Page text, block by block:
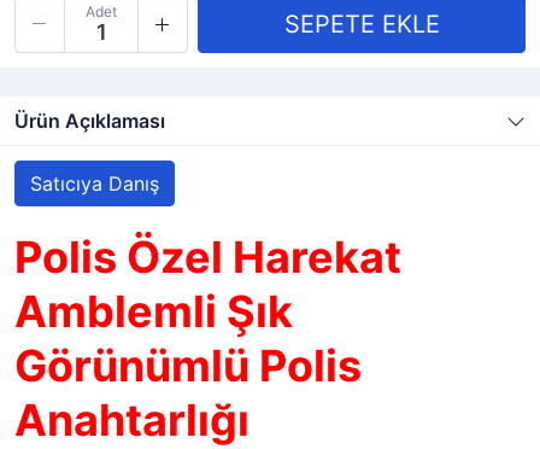
Adet
Ürün Açıklaması
Satıcıya Danış
Polis Özel Harekat
Amblemli Şık
Görünümlü Polis
Anahtarlığı